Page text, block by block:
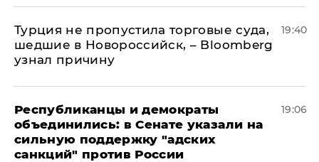
Турция не пропустила торговые суда,
шедшие в Новороссийск, – Bloomberg
узнал причину
19:40
Республиканцы и демократы
объединились: в Сенате указали на
сильную поддержку "адских
санкций" против России
19:06